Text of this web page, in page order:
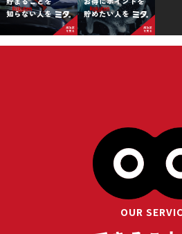
知らない人を
貯めたい人を
OUR